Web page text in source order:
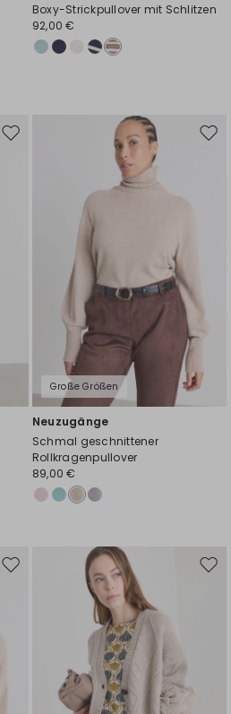
Boxy-Strickpullover mit Schlitzen
92,00 €
Auf
Große Größen
Auf
Neuzugänge
Schmal geschnittener
Rollkragenpullover
89,00 €
Auf
Auf